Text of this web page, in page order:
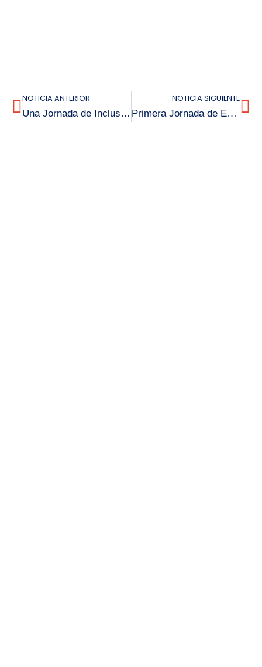
NOTICIA ANTERIOR
Una Jornada de Inclusión:
NOTICIA SIGUIENTE
Primera Jornada de Ensayos PAES en el Colegio Bicentenario Louis Pasteur